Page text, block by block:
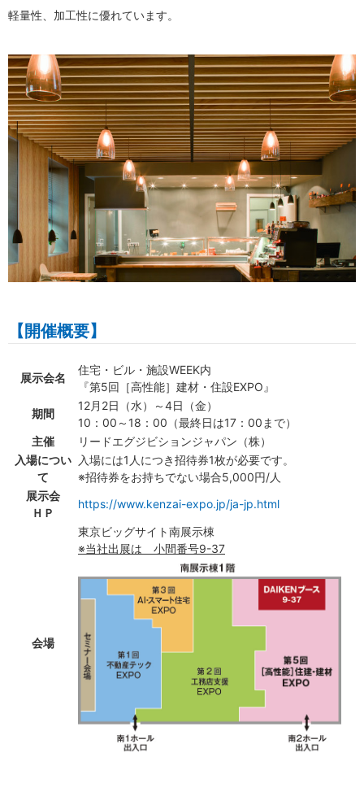
軽量性、加工性に優れています。
【開催概要】
展示会名
住宅・ビル・施設WEEK内
『第5回［高性能］建材・住設EXPO』
期間
12月2日（水）～4日（金）
10：00～18：00（最終日は17：00まで）
主催
リードエグジビションジャパン（株）
入場につい
て
入場には1人につき招待券1枚が必要です。
※招待券をお持ちでない場合5,000円/人
展示会
ＨＰ
https://www.kenzai-expo.jp/ja-jp.html
会場
東京ビッグサイト南展示棟
※当社出展は 小間番号9-37